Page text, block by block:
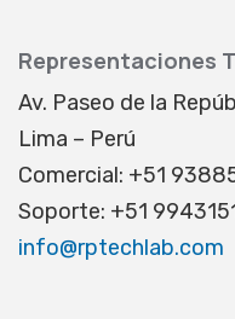
Representaciones
Av. Paseo de la
Lima – Perú
Comercial: +51
Soporte: +51
info@rptechlab.com